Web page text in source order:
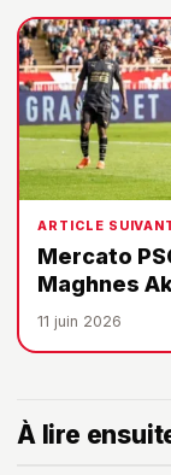
ARTICLE
Mercato
Maghnes
11 juin 2026
À lire